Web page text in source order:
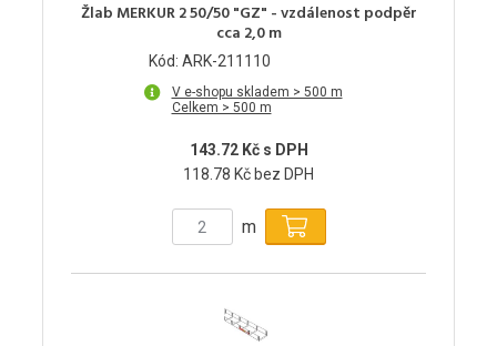
Žlab MERKUR 2 50/50 "GZ" - vzdálenost podpěr
cca 2,0 m
Kód: ARK-211110
V e-shopu skladem > 500 m
Celkem > 500 m
143.72 Kč s DPH
118.78 Kč bez DPH
m